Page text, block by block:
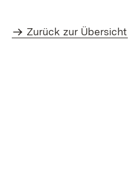
Zurück zur Übersicht